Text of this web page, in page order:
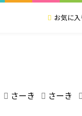
お気に入
さーき さーき